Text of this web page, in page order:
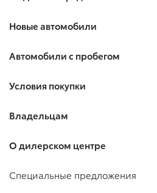
Новые автомобили
Автомобили с пробегом
Условия покупки
Владельцам
О дилерском центре
Специальные предложения